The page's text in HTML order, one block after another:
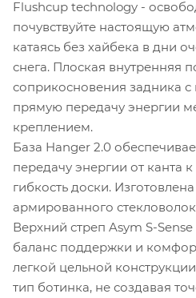
Flushcup technology -
почувствуйте настоящую
катаясь без хайбека в дни
снега. Плоская внутренняя
соприкосновения задника с
прямую передачу энергии
креплением.
База Hanger 2.0
передачу энергии от канта
гибкость доски.
армированного
Верхний стреп Asym S-
баланс поддержки и
легкой цельной
тип ботинка, не создавая